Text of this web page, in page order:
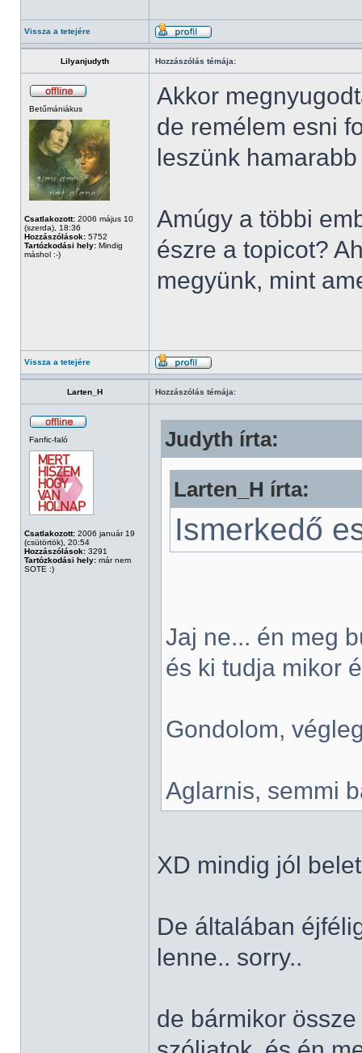
Vissza a tetejére
Lilyanjudyth Hozzászólás témája:
Betűmániákus
Csatlakozott: 2006 május 10
(szerda), 18:36
Hozzászólások: 5752
Tartózkodási hely: Mindig
máshol :-)
Akkor
de remélem esni
leszünk
Amúgy a többi
észre a topicot?
megyünk, mint
Vissza a tetejére
Larten_H Hozzászólás témája:
Fanfic-faló
Csatlakozott: 2006 január 19
(csütörtök), 20:54
Hozzászólások: 3291
Tartózkodási hely: már nem
SOTE :)
Judyth írta:
Larten_H írta:
Ismerkedő
Jaj ne... én meg
és ki tudja mikor
Gondolom,
Aglarnis, semmi
XD mindig jól
De általában
lenne.. sorry..
de bármikor